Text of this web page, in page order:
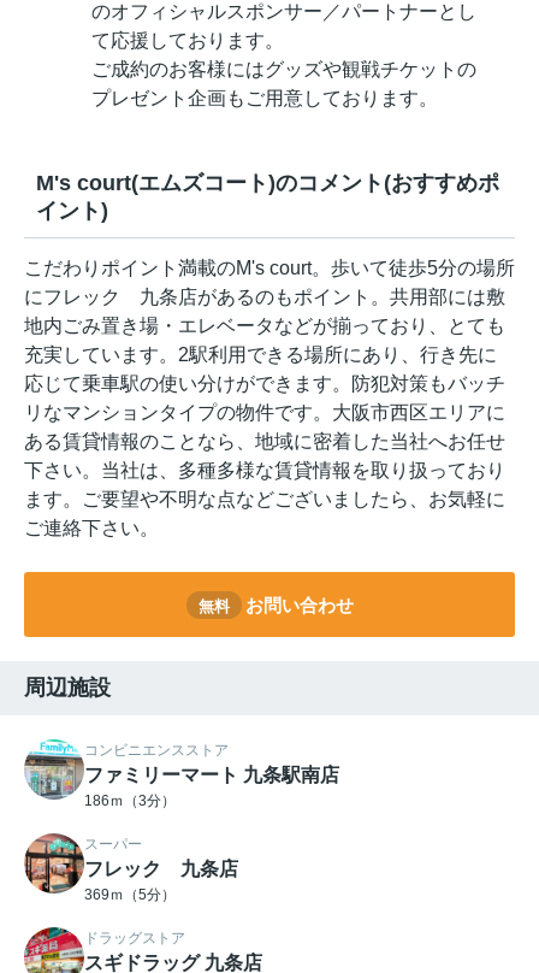
のオフィシャルスポンサー／パートナーとし
て応援しております。
ご成約のお客様にはグッズや観戦チケットの
プレゼント企画もご用意しております。
M's court(エムズコート)のコメント(おすすめポ
イント)
こだわりポイント満載のM's court。歩いて徒歩5分の場所
にフレック 九条店があるのもポイント。共用部には敷
地内ごみ置き場・エレベータなどが揃っており、とても
充実しています。2駅利用できる場所にあり、行き先に
応じて乗車駅の使い分けができます。防犯対策もバッチ
リなマンションタイプの物件です。大阪市西区エリアに
ある賃貸情報のことなら、地域に密着した当社へお任せ
下さい。当社は、多種多様な賃貸情報を取り扱っており
ます。ご要望や不明な点などございましたら、お気軽に
ご連絡下さい。
無料 お問い合わせ
周辺施設
コンビニエンスストア
ファミリーマート 九条駅南店
186ｍ（3分）
スーパー
フレック 九条店
369ｍ（5分）
ドラッグストア
スギドラッグ 九条店